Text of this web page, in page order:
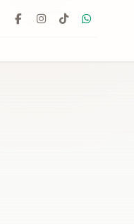
Facebook
Instagram
TikTok